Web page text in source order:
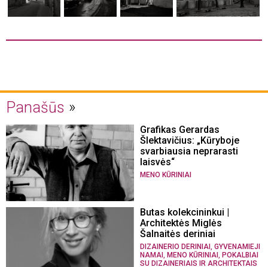
Panašūs
Grafikas Gerardas
Šlektavičius: „Kūryboje
svarbiausia neprarasti
laisvės“
MENO KŪRINIAI
Butas kolekcininkui |
Architektės Miglės
Šalnaitės deriniai
DIZAINERIO DERINIAI , GYVENAMIEJI
NAMAI , MENO KŪRINIAI , POKALBIAI
SU DIZAINERIAIS IR ARCHITEKTAIS